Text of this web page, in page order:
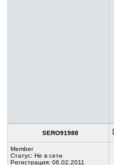
SERO91988
Member
Статус: Не в сети
Регистрация: 06.02.2011